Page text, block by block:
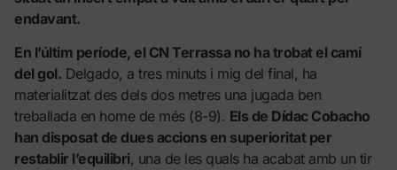
endavant.
En l’últim període, el CN Terrassa no ha trobat el camí
del gol. Delgado, a tres minuts i mig del final, ha
materialitzat des dels dos metres una jugada ben
treballada en home de més (8-9). Els de Dídac Cobacho
han disposat de dues accions en superioritat per
restablir l’equilibri, una de les quals ha acabat amb un tir